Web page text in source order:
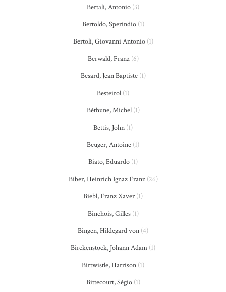
Bertali, Antonio (3)
Bertoldo, Sperindio(1)
Bertoli, Giovanni Antonio(1)
Berwald, Franz(6)
Besard, Jean Baptiste(1)
Besteirol (1)
Béthune, Michel(1)
Bettis, John (1)
Beuger, Antoine (1)
Biato, Eduardo (1)
Biber, Heinrich Ignaz Franz(26)
Biebl, Franz Xaver (1)
Binchois, Gilles(1)
Bingen, Hildegard von (4)
Birckenstock, Johann Adam (1)
Birtwistle, Harrison (1)
Bittecourt, Ségio(1)